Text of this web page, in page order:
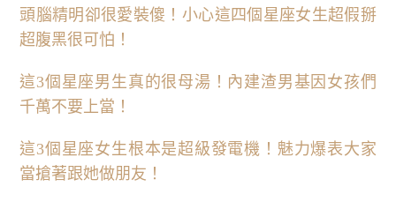
頭腦精明卻很愛裝傻！小心這四個星座女生超假掰
超腹黑很可怕！
這3個星座男生真的很母湯！內建渣男基因女孩們
千萬不要上當！
這3個星座女生根本是超級發電機！魅力爆表大家
當搶著跟她做朋友！